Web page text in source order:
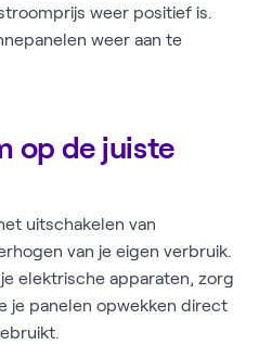
weer positief is.
weer aan te
op de juiste
uitschakelen van
van je eigen verbruik.
elektrische apparaten, zorg
je panelen opwekken direct